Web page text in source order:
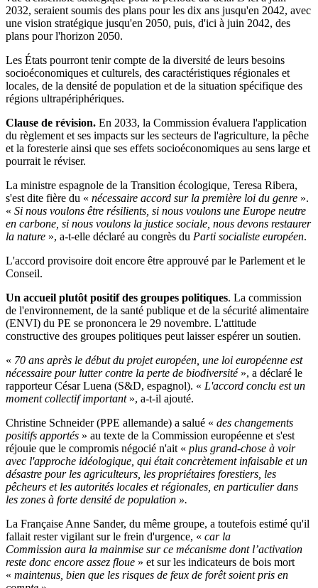
2032, seraient soumis des plans pour les dix ans jusqu'en 2042, avec
une vision stratégique jusqu'en 2050, puis, d'ici à juin 2042, des
plans pour l'horizon 2050.
Les États pourront tenir compte de la diversité de leurs besoins
socioéconomiques et culturels, des caractéristiques régionales et
locales, de la densité de population et de la situation spécifique des
régions ultrapériphériques.
Clause de révision. En 2033, la Commission évaluera l'application
du règlement et ses impacts sur les secteurs de l'agriculture, la pêche
et la foresterie ainsi que ses effets socioéconomiques au sens large et
pourrait le réviser.
La ministre espagnole de la Transition écologique, Teresa Ribera,
s'est dite fière du « nécessaire accord sur la première loi du genre ».
« Si nous voulons être résilients, si nous voulons une Europe neutre
en carbone, si nous voulons la justice sociale, nous devons restaurer
la nature », a-t-elle déclaré au congrès du Parti socialiste européen.
L'accord provisoire doit encore être approuvé par le Parlement et le
Conseil.
Un accueil plutôt positif des groupes politiques. La commission
de l'environnement, de la santé publique et de la sécurité alimentaire
(ENVI) du PE se prononcera le 29 novembre. L'attitude
constructive des groupes politiques peut laisser espérer un soutien.
« 70 ans après le début du projet européen, une loi européenne est
nécessaire pour lutter contre la perte de biodiversité », a déclaré le
rapporteur César Luena (S&D, espagnol). « L'accord conclu est un
moment collectif important », a-t-il ajouté.
Christine Schneider (PPE allemande) a salué « des changements
positifs apportés » au texte de la Commission européenne et s'est
réjouie que le compromis négocié n'ait « plus grand-chose à voir
avec l'approche idéologique, qui était concrètement infaisable et un
désastre pour les agriculteurs, les propriétaires forestiers, les
pêcheurs et les autorités locales et régionales, en particulier dans
les zones à forte densité de population ».
La Française Anne Sander, du même groupe, a toutefois estimé qu'il
fallait rester vigilant sur le frein d'urgence, « car la
Commission aura la mainmise sur ce mécanisme dont l’activation
reste donc encore assez floue » et sur les indicateurs de bois mort
« maintenus, bien que les risques de feux de forêt soient pris en